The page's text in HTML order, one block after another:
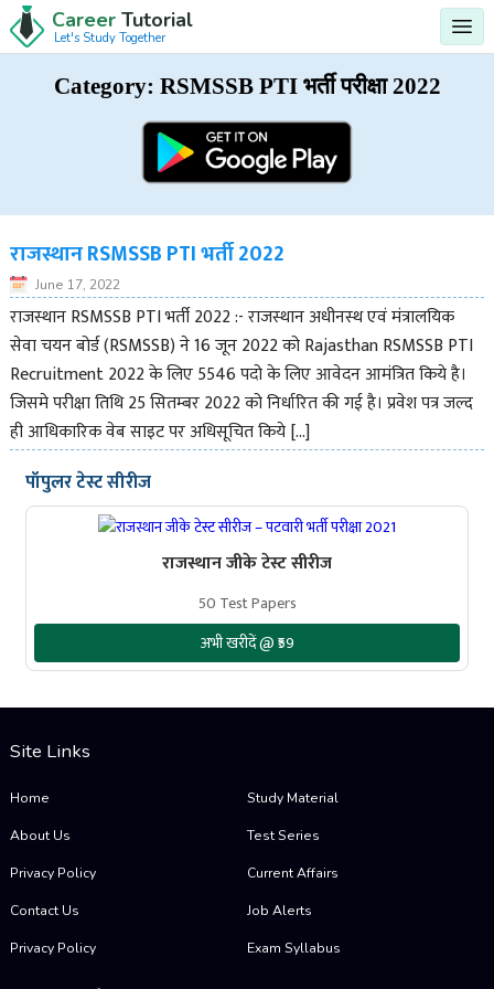
Career Tutorial
Let's Study Together
Category: RSMSSB PTI भर्ती परीक्षा 2022
पॉपुलर टेस्ट सीरीज
राजस्थान जीके टेस्ट सीरीज
50 Test Papers
अभी खरीदें @ ₹59
राजस्थान RSMSSB PTI भर्ती 2022
June 17, 2022
राजस्थान RSMSSB PTI भर्ती 2022 :- राजस्थान अधीनस्थ एवं मंत्रालयिक
सेवा चयन बोर्ड (RSMSSB) ने 16 जून 2022 को Rajasthan RSMSSB PTI
Recruitment 2022 के लिए 5546 पदो के लिए आवेदन आमंत्रित किये है।
जिसमे परीक्षा तिथि 25 सितम्बर 2022 को निर्धारित की गई है। प्रवेश पत्र जल्द
ही आधिकारिक वेब साइट पर अधिसूचित किये […]
Site Links
Home
About Us
Privacy Policy
Contact Us
Privacy Policy
Study Material
Test Series
Current Affairs
Job Alerts
Exam Syllabus